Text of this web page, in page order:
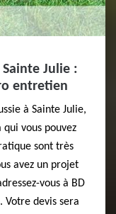
Julie :
entretien
à Sainte Julie,
vous pouvez
sont très
avez un projet
vous à BD
Votre devis sera